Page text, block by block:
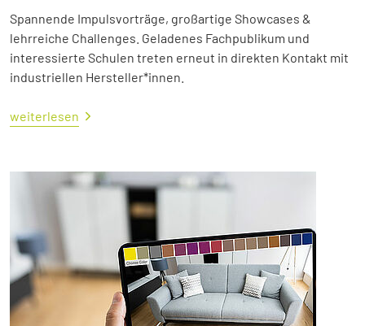
Spannende Impulsvorträge, großartige Showcases &
lehrreiche Challenges. Geladenes Fachpublikum und
interessierte Schulen treten erneut in direkten Kontakt mit
industriellen Hersteller*innen.
weiterlesen